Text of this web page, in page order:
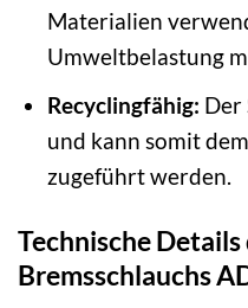
Materialien
Umweltbelastung
Recyclingfähig: Der
und kann somit
zugeführt werden.
Technische
Bremsschlauchs